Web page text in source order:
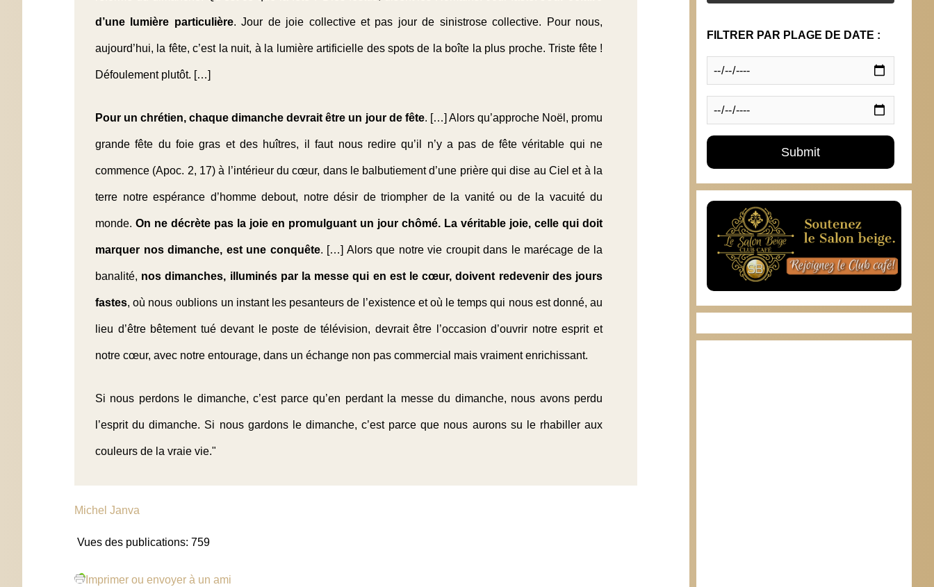
d’une lumière particulière. Jour de joie collective et pas jour de sinistrose collective. Pour nous,
aujourd’hui, la fête, c’est la nuit, à la lumière artificielle des spots de la boîte la plus proche. Triste fête !
Défoulement plutôt. […]
Pour un chrétien, chaque dimanche devrait être un jour de fête. […] Alors qu’approche Noël, promu
grande fête du foie gras et des huîtres, il faut nous redire qu’il n’y a pas de fête véritable qui ne
commence (Apoc. 2, 17) à l’intérieur du cœur, dans le balbutiement d’une prière qui dise au Ciel et à la
terre notre espérance d’homme debout, notre désir de triompher de la vanité ou de la vacuité du
monde. On ne décrète pas la joie en promulguant un jour chômé. La véritable joie, celle qui doit
marquer nos dimanche, est une conquête. […] Alors que notre vie croupit dans le marécage de la
banalité, nos dimanches, illuminés par la messe qui en est le cœur, doivent redevenir des jours
fastes, où nous oublions un instant les pesanteurs de l’existence et où le temps qui nous est donné, au
lieu d’être bêtement tué devant le poste de télévision, devrait être l’occasion d’ouvrir notre esprit et
notre cœur, avec notre entourage, dans un échange non pas commercial mais vraiment enrichissant.
Si nous perdons le dimanche, c’est parce qu’en perdant la messe du dimanche, nous avons perdu
l’esprit du dimanche. Si nous gardons le dimanche, c’est parce que nous aurons su le rhabiller aux
couleurs de la vraie vie."
Michel Janva
Vues des publications: 759
Imprimer ou envoyer à un ami
FILTRER PAR PLAGE DE DATE :